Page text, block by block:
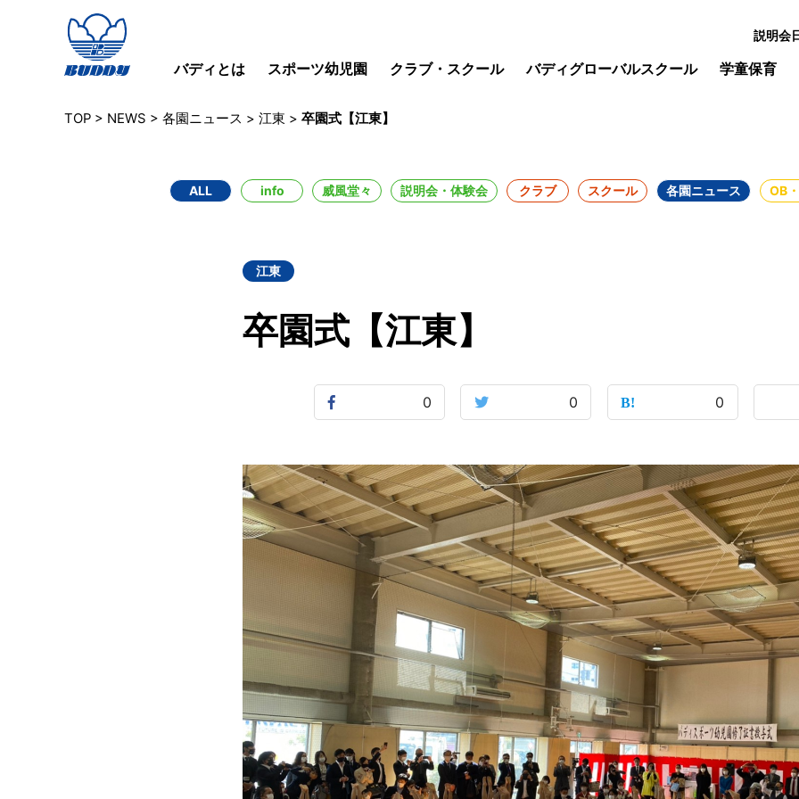
説明会
バディとは スポーツ幼児園 クラブ・スクール バディグローバルスクール 学童保育
TOP > NEWS > 各園ニュース > 江東 > 卒園式【江東】
ALL info 威風堂々 説明会・体験会 クラブ スクール 各園ニュース OB
江東
卒園式【江東】
0 0 0